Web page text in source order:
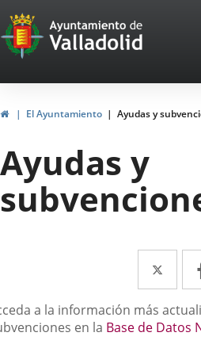
Portal
Web
del
Ayuntamiento
de
Valladolid
HomeEl Ayuntamiento Ayudas y
Ayudas y
a
una
a la información más
en la Base de Datos